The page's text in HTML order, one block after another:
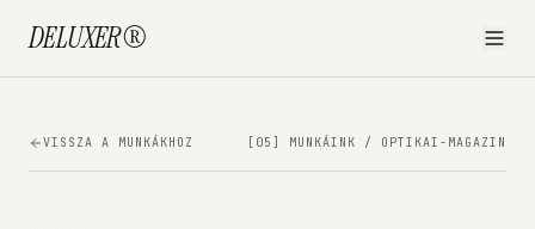
DELUXER®
VISSZA A MUNKÁKHOZ [05] MUNKÁINK / OPTIKAI-MAGAZIN